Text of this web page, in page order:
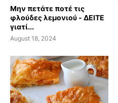
Μην πετάτε ποτέ τις
φλούδες λεμονιού - ΔΕΙΤΕ
γιατί...
August 18, 2024